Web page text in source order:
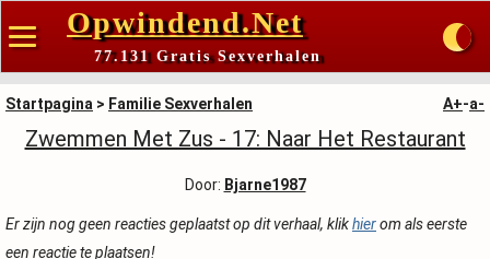
Opwindend.Net
77.131 Gratis Sexverhalen
Startpagina > Familie Sexverhalen A+-a-
Zwemmen Met Zus - 17: Naar Het Restaurant
Door: Bjarne1987
Er zijn nog geen reacties geplaatst op dit verhaal, klikhierom als eerste
een reactie te plaatsen!